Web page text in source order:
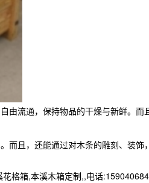
由流通，保持物品的干燥与新鲜。
且，还能通过对木条的雕刻、装
格箱,本溪木箱定制,,电话